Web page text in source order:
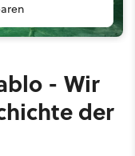
- Wir
der